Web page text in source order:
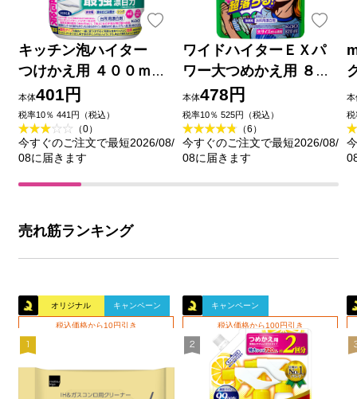
キッチン泡ハイター
つけかえ用 ４００ｍｌ
花王
本体401円
税率10％ 441円（税込）
（0）
今すぐのご注文で最短2026/08/
08に届きます
ワイドハイターＥＸパ
ワー大つめかえ用 ８２
０ｍｌ 花王
本体478円
税率10％ 525円（税込）
（6）
今すぐのご注文で最短2026/08/
08に届きます
本
税
売れ筋ランキング
オリジナル キャンペーン
税込価格から10円引き
キャンペーン
税込価格から100円引き